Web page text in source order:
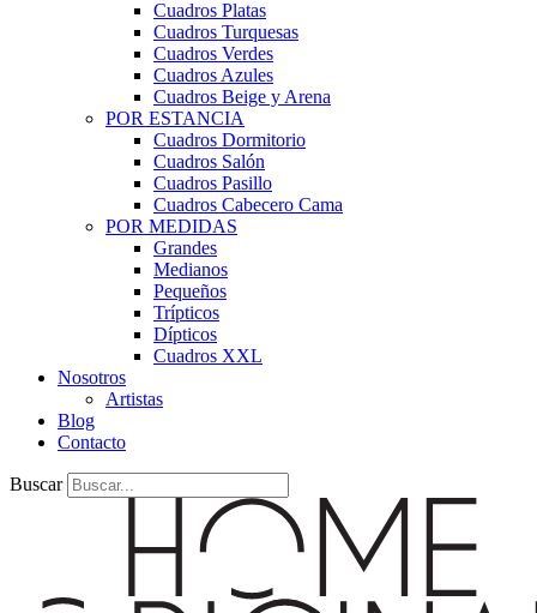
Cuadros Platas
Cuadros Turquesas
Cuadros Verdes
Cuadros Azules
Cuadros Beige y Arena
POR ESTANCIA
Cuadros Dormitorio
Cuadros Salón
Cuadros Pasillo
Cuadros Cabecero Cama
POR MEDIDAS
Grandes
Medianos
Pequeños
Trípticos
Dípticos
Cuadros XXL
Nosotros
Artistas
Blog
Contacto
Buscar